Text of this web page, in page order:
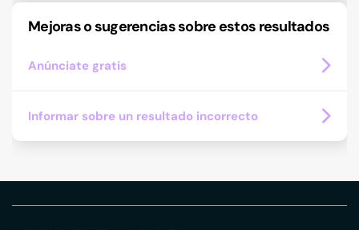
Mejoras o sugerencias sobre estos resultados
Anúnciate gratis
Informar sobre un resultado incorrecto